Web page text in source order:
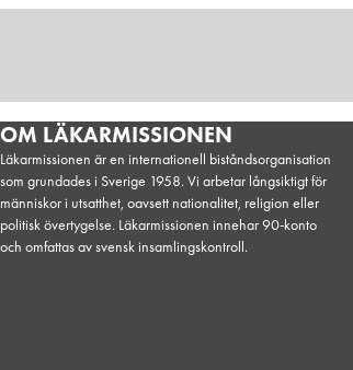
Krig och katastrof, Sudan
OM LÄKARMISSIONEN
Läkarmissionen är en internationell biståndsorganisation
som grundades i Sverige 1958. Vi arbetar långsiktigt för
människor i utsatthet, oavsett nationalitet, religion eller
politisk övertygelse. Läkarmissionen innehar 90-konto
och omfattas av svensk insamlingskontroll.